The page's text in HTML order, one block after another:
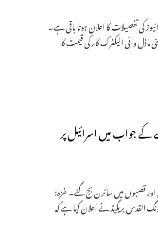
کی تفصیلات کا اعلان ہونا باقی ہے۔
ماڈل وائی الیکٹرک کار کی قیمت کا
کے جواب میں اسرائیل پر
قصبوں میں سائرن بج گئے۔ غزہ:
القدس بریگیڈ نے اعلان کیا ہے کہ